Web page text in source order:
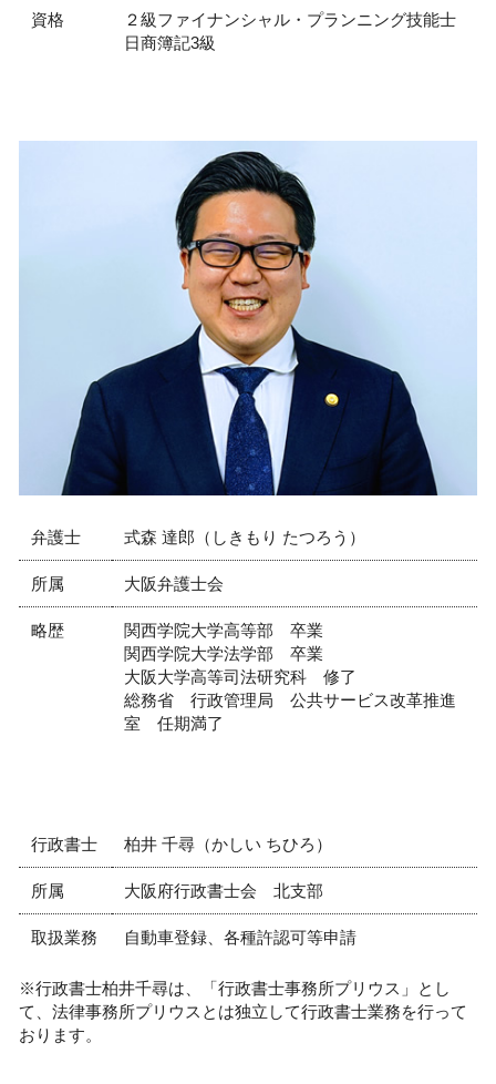
資格
２級ファイナンシャル・プランニング技能士
日商簿記3級
弁護士 式森 達郎（しきもり たつろう）
所属 大阪弁護士会
略歴
関西学院大学高等部 卒業
関西学院大学法学部 卒業
大阪大学高等司法研究科 修了
総務省 行政管理局 公共サービス改革推進
室 任期満了
行政書士 柏井 千尋（かしい ちひろ）
所属 大阪府行政書士会 北支部
取扱業務 自動車登録、各種許認可等申請
※行政書士柏井千尋は、「行政書士事務所プリウス」とし
て、法律事務所プリウスとは独立して行政書士業務を行って
おります。